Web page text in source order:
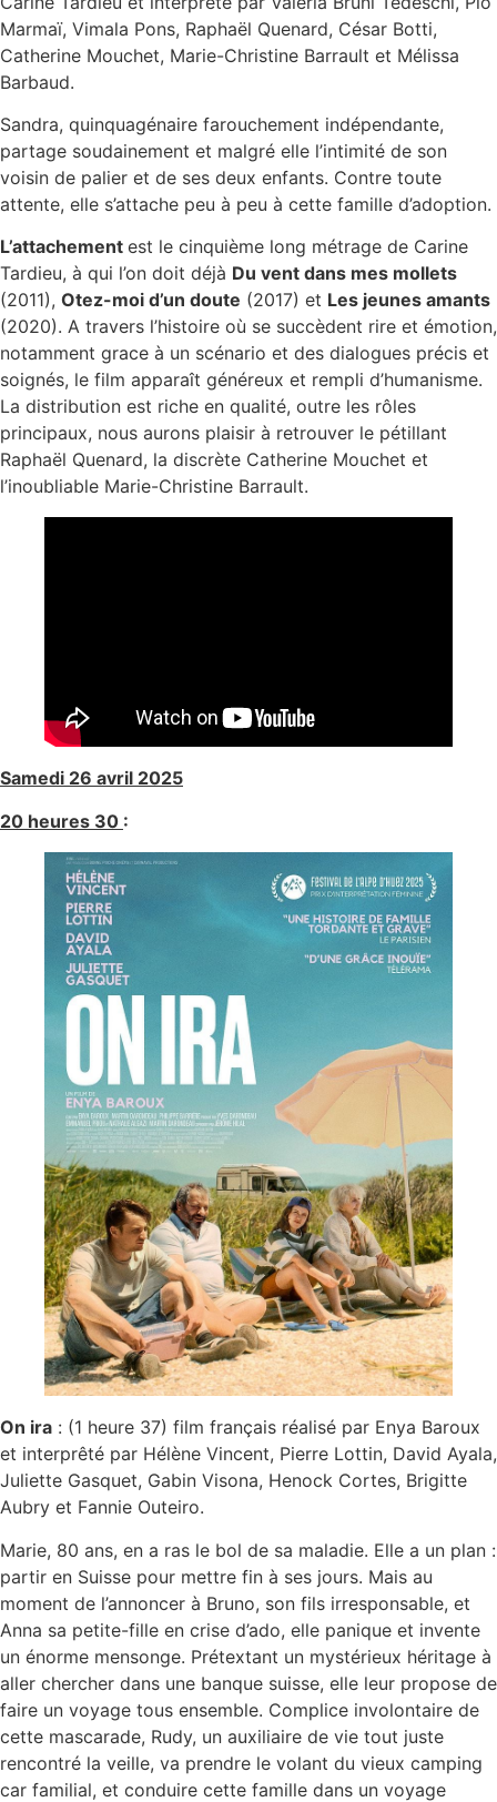
Marmaï, Vimala Pons, Raphaël Quenard, César Botti,
Catherine Mouchet, Marie-Christine Barrault et Mélissa
Barbaud.
Sandra, quinquagénaire farouchement indépendante,
partage soudainement et malgré elle l’intimité de son
voisin de palier et de ses deux enfants. Contre toute
attente, elle s’attache peu à peu à cette famille d’adoption.
L’attachement est le cinquième long métrage de Carine
Tardieu, à qui l’on doit déjà Du vent dans mes mollets
(2011), Otez-moi d’un doute (2017) et Les jeunes amants
(2020). A travers l’histoire où se succèdent rire et émotion,
notamment grace à un scénario et des dialogues précis et
soignés, le film apparaît généreux et rempli d’humanisme.
La distribution est riche en qualité, outre les rôles
principaux, nous aurons plaisir à retrouver le pétillant
Raphaël Quenard, la discrète Catherine Mouchet et
l’inoubliable Marie-Christine Barrault.
Samedi 26 avril 2025
20 heures 30 :
On ira : (1 heure 37) film français réalisé par Enya Baroux
et interprêté par Hélène Vincent, Pierre Lottin, David Ayala,
Juliette Gasquet, Gabin Visona, Henock Cortes, Brigitte
Aubry et Fannie Outeiro.
Marie, 80 ans, en a ras le bol de sa maladie. Elle a un plan :
partir en Suisse pour mettre fin à ses jours. Mais au
moment de l’annoncer à Bruno, son fils irresponsable, et
Anna sa petite-fille en crise d’ado, elle panique et invente
un énorme mensonge. Prétextant un mystérieux héritage à
aller chercher dans une banque suisse, elle leur propose de
faire un voyage tous ensemble. Complice involontaire de
cette mascarade, Rudy, un auxiliaire de vie tout juste
rencontré la veille, va prendre le volant du vieux camping
car familial, et conduire cette famille dans un voyage